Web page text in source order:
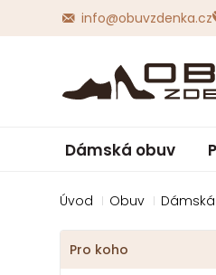
Pro koho
info@obuvzdenka.cz
Úvod Obuv Dámská
Dámská obuv